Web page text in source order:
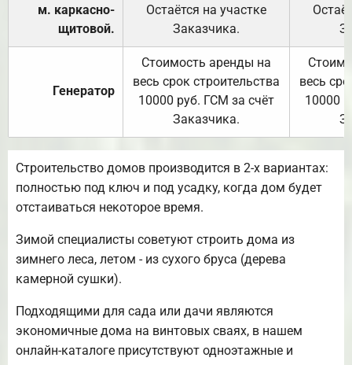
м. каркасно-
щитовой.
Остаётся на участке
Заказчика.
Генератор
Стоимость аренды на
весь срок строительства
10000 руб. ГСМ за счёт
Заказчика.
весь
10000
Строительство домов производится в 2-х вариантах:
полностью под ключ и под усадку, когда дом будет
отстаиваться некоторое время.
Зимой специалисты советуют строить дома из
зимнего леса, летом - из сухого бруса (дерева
камерной сушки).
Подходящими для сада или дачи являются
экономичные дома на винтовых сваях, в нашем
онлайн-каталоге присутствуют одноэтажные и